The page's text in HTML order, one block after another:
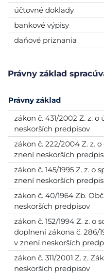
účtovné doklady
bankové výpisy
daňové priznania
Právny základ
Právny základ
zákon č. 431/2002 Z. z.
neskorších predpisov
zákon č. 222/2004 Z. z.
znení neskorších
zákon č. 145/1995 Z. z. o
znení neskorších
zákon č. 40/1964 Zb.
neskorších predpisov
zákon č. 152/1994 Z. z.
doplnení zákona č. 286/
v znení neskorších
zákon č. 311/2001 Z. z.
neskorších predpisov